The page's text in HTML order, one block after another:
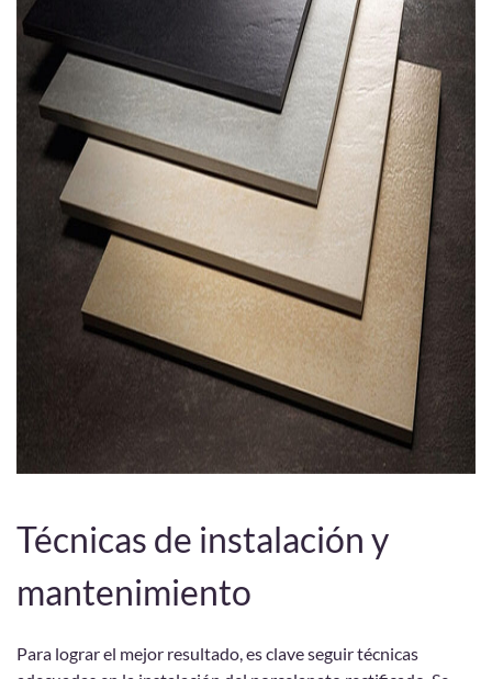
Técnicas de instalación y
mantenimiento
Para lograr el mejor resultado, es clave seguir técnicas